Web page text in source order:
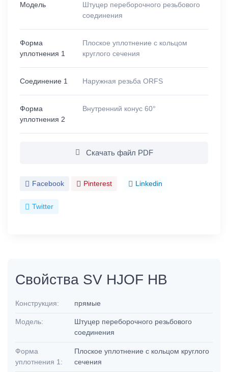
Модель
Штуцер переборочного резьбового
соединения
Форма
уплотнения 1
Плоское уплотнение с кольцом
круглого сечения
Соединение 1 Наружная резьба ORFS
Форма
уплотнения 2
Внутренний конус 60°
Скачать файл PDF
Facebook Pinterest Linkedin
Twitter
Свойства SV HJOF HB
Конструкция: прямые
Модель:
Штуцер переборочного резьбового
соединения
Форма
уплотнения 1:
Плоское уплотнение с кольцом круглого
сечения